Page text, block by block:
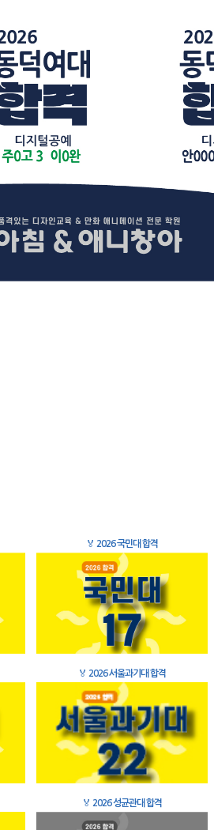
🏅 2026 국민대 합격
🏅 2026 서울과기대 합격
🏅 2026 성균관대 합격